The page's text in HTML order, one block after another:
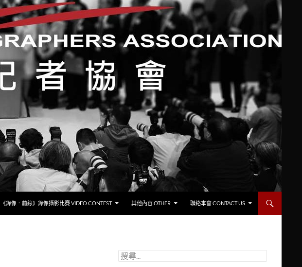
《錄像．前線》錄像攝影比賽 VIDEO CONTEST 其他內容 OTHER 聯絡本會 CONTACT US
搜
尋